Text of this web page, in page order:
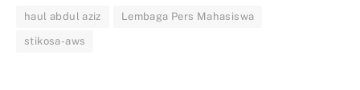
haul abdul aziz Lembaga Pers Mahasiswa
stikosa-aws